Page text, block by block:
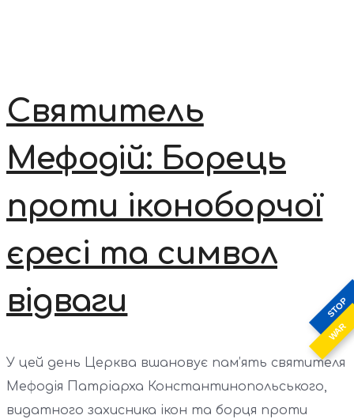
STOP
WAR
Святитель
Мефодій: Борець
проти іконоборчої
єресі та символ
відваги
У цей день Церква вшановує пам’ять святителя
Мефодія Патріарха Константинопольського,
видатного захисника ікон та борця проти